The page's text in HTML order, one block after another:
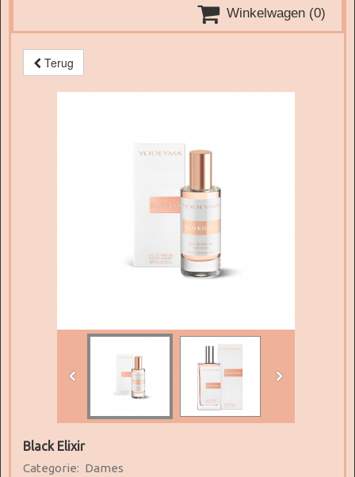
 Winkelwagen (0)
Terug
Black Elixir
Categorie: Dames